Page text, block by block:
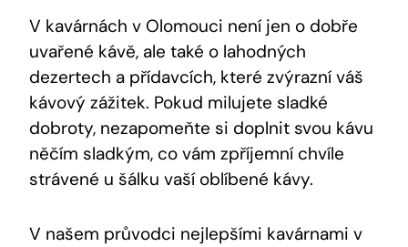
V⁣ kavárnách v⁤ Olomouci ​není jen o dobře
uvařené kávě, ale také‌ o lahodných
dezertech a přídavcích, které zvýrazní váš ​
kávový zážitek. ‍Pokud ‍milujete sladké
dobroty, nezapomeňte si doplnit svou ⁤kávu
něčím sladkým, co vám ⁣zpříjemní⁣ chvíle
strávené u šálku vaší oblíbené kávy.
V našem průvodci nejlepšími ‌kavárnami v